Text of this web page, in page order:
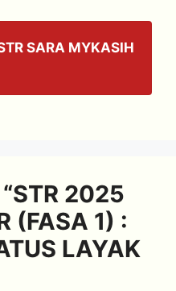
SARA MYKASIH
2025
(FASA 1) :
LAYAK